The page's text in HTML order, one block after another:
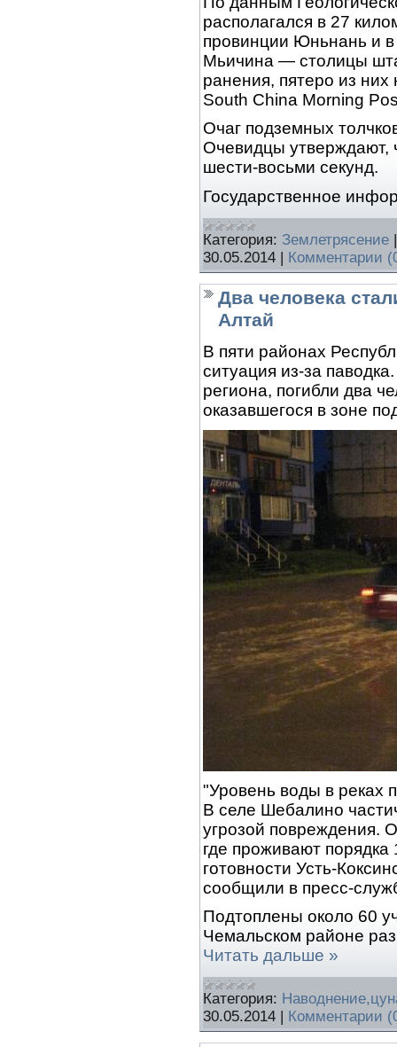
располагался в 27
провинции Юньнань и в
Мьичина — столицы
ранения, пятеро из
South China Morning
Очаг подземных
Очевидцы утверждают,
шести-восьми секунд.
Государственное
Категория: Землетрясение
30.05.2014 | Комментарии
Два человека
Алтай
В пяти районах
ситуация из-за
региона, погибли два
оказавшегося в зоне
"Уровень воды в реках
В селе Шебалино
угрозой повреждения.
где проживают
готовности Усть-
сообщили в пресс-
Подтоплены около 60
Чемальском районе
Читать дальше »
Категория:
30.05.2014 | Комментарии